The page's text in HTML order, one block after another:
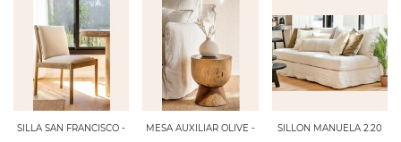
SILLA SAN FRANCISCO -
MESA AUXILIAR OLIVE -
SILLON MANUELA 2.20